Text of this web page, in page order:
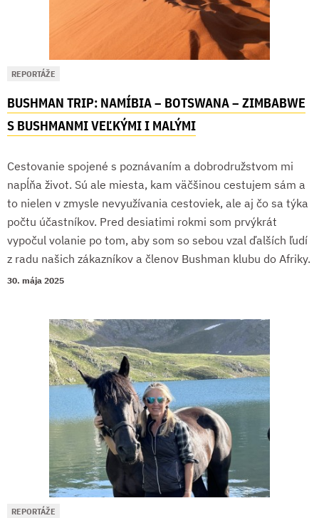
REPORTÁŽE
BUSHMAN TRIP: NAMÍBIA – BOTSWANA – ZIMBABWE
S BUSHMANMI VEĽKÝMI I MALÝMI
Cestovanie spojené s poznávaním a dobrodružstvom mi
napĺňa život. Sú ale miesta, kam väčšinou cestujem sám a
to nielen v zmysle nevyužívania cestoviek, ale aj čo sa týka
počtu účastníkov. Pred desiatimi rokmi som prvýkrát
vypočul volanie po tom, aby som so sebou vzal ďalších ľudí
z radu našich zákazníkov a členov Bushman klubu do Afriky.
30. mája 2025
REPORTÁŽE